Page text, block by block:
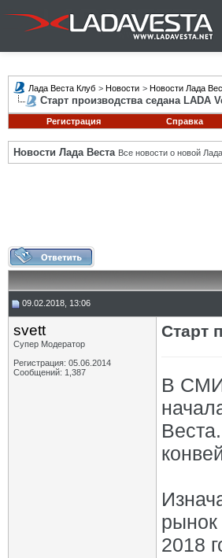
Лада Веста Клуб > Новости > Новости Лада
Старт производства седана LADA
Регистрация Справка
Новости Лада Веста Все новости о новой
09.02.2018, 13:06
svett
Супер Модератор
Регистрация: 05.06.2014
Сообщений: 1,387
Старт
В СМИ
рынок
2018